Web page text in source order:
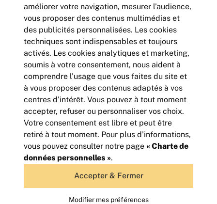
BATIMENT D'ACTIVITE INDEPENDANT
TERRAIN DE 2000m²
400m² | non divisibles
450 000Euros HD HT
améliorer votre navigation, mesurer l’audience,
vous proposer des contenus multimédias et
des publicités personnalisées. Les cookies
techniques sont indispensables et toujours
activés. Les cookies analytiques et marketing,
soumis à votre consentement, nous aident à
comprendre l’usage que vous faites du site et
à vous proposer des contenus adaptés à vos
centres d’intérêt. Vous pouvez à tout moment
accepter, refuser ou personnaliser vos choix.
Votre consentement est libre et peut être
retiré à tout moment. Pour plus d’informations,
vous pouvez consulter notre page « Charte de
données personnelles ».
Accepter & Fermer
Modifier mes préférences